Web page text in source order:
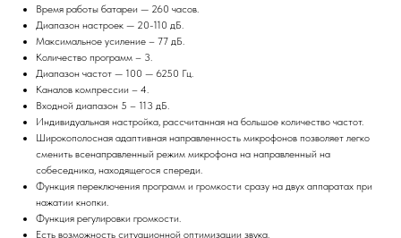
Время работы батареи — 260 часов.
Диапазон настроек — 20-110 дБ.
Максимальное усиление – 77 дБ.
Количество программ – 3.
Диапазон частот — 100 — 6250 Гц.
Каналов компрессии – 4.
Входной диапазон 5 – 113 дБ.
Индивидуальная настройка, рассчитанная на большое количество частот.
Широкополосная адаптивная направленность микрофонов позволяет легко
сменить всенаправленный режим микрофона на направленный на
собеседника, находящегося спереди.
Функция переключения программ и громкости сразу на двух аппаратах при
нажатии кнопки.
Функция регулировки громкости.
Есть возможность ситуационной оптимизации звука.